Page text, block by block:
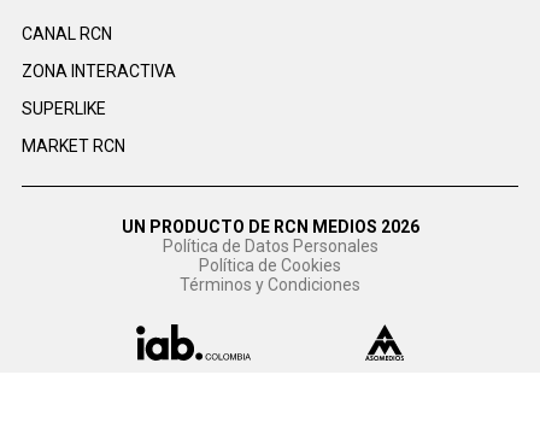
CANAL RCN
ZONA INTERACTIVA
SUPERLIKE
MARKET RCN
UN PRODUCTO DE RCN MEDIOS 2026
Política de Datos Personales
Política de Cookies
Términos y Condiciones